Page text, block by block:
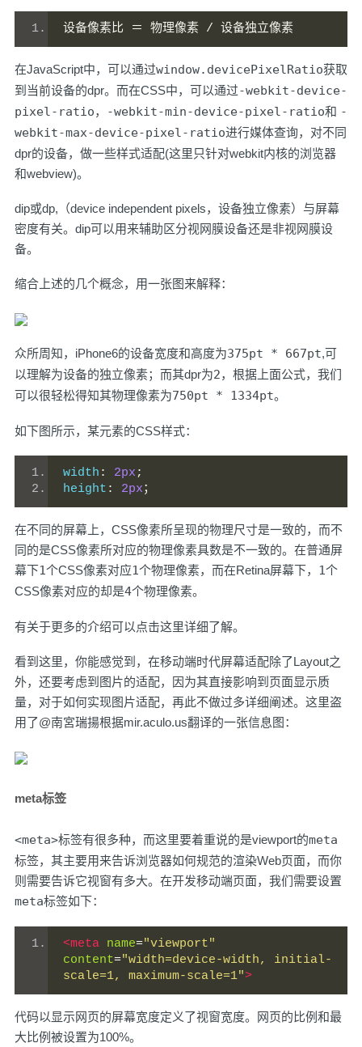
设备像素比 ＝ 物理像素 / 设备独立像素
在JavaScript中，可以通过window.devicePixelRatio获取
到当前设备的dpr。而在CSS中，可以通过-webkit-device-
pixel-ratio， -webkit-min-device-pixel-ratio和 -
webkit-max-device-pixel-ratio进行媒体查询，对不同
dpr的设备，做一些样式适配(这里只针对webkit内核的浏览器
和webview)。
dip或dp,（device independent pixels，设备独立像素）与屏幕
密度有关。dip可以用来辅助区分视网膜设备还是非视网膜设
备。
缩合上述的几个概念，用一张图来解释：
众所周知，iPhone6的设备宽度和高度为375pt * 667pt,可
以理解为设备的独立像素；而其dpr为2，根据上面公式，我们
可以很轻松得知其物理像素为750pt * 1334pt。
如下图所示，某元素的CSS样式：
width : 2px ;
height : 2px；
在不同的屏幕上，CSS像素所呈现的物理尺寸是一致的，而不
同的是CSS像素所对应的物理像素具数是不一致的。在普通屏
幕下1个CSS像素对应1个物理像素，而在Retina屏幕下， 1个
CSS像素对应的却是4个物理像素。
有关于更多的介绍可以 点击这里详细了解。
看到这里，你能感觉到，在移动端时代屏幕适配除了Layout之
外，还要考虑到图片的适配，因为其直接影响到页面显示质
量，对于如何实现图片适配，再此不做过多详细阐述。这里盗
用了@南宮瑞揚根据mir.aculo.us翻译的一张信息图：
meta标签
<meta>标签有很多种，而这里要着重说的是viewport的meta
标签，其主要用来告诉浏览器如何规范的渲染Web页面，而你
则需要告诉它视窗有多大。在开发移动端页面，我们需要设置
meta标签如下：
<meta name="viewport"
content="width=device-width, initial-
scale=1, maximum-scale=1">
代码以显示网页的屏幕宽度定义了视窗宽度。网页的比例和最
大比例被设置为100%。